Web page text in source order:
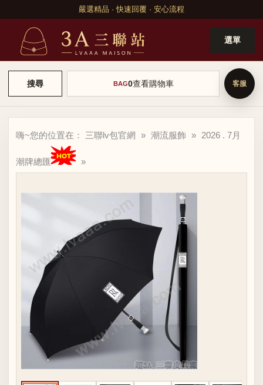
嚴選精品 · 快速回覆 · 安心流程
選單
搜尋 BAG0查看購物車
嗨~您的位置在： 三聯lv包官網 » 潮流服飾 » 2026 . 7月
潮牌總匯 »